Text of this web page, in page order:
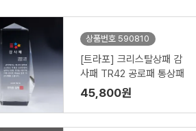
상품번호 590810
[트라포] 크리스탈상패 감
사패 TR42 공로패 통상패
45,800원